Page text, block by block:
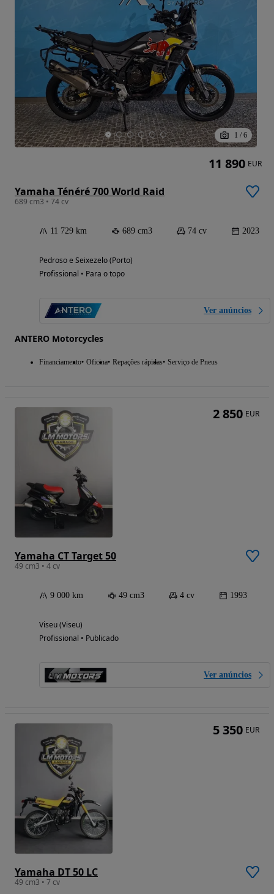
1 / 6
Yamaha Ténéré 700 World Raid
689 cm3 • 74 cv
11 729 km 689 cm3 74 cv 2023
Pedroso e Seixezelo (Porto)
Profissional • Para o topo
Ver anúncios
ANTERO Motorcycles
Financiamento Oficina Repações rápidas Serviço de Pneus
11 890 EUR
Yamaha CT Target 50
49 cm3 • 4 cv
9 000 km 49 cm3 4 cv 1993
Viseu (Viseu)
Profissional • Publicado
Ver anúncios
2 850 EUR
Yamaha DT 50 LC
49 cm3 • 7 cv
5 350 EUR